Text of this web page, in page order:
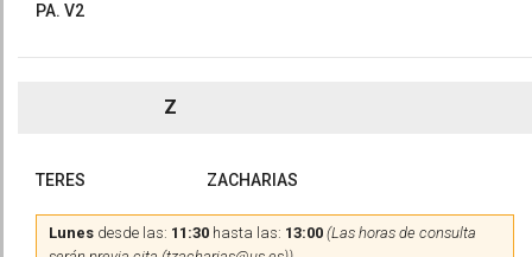
PA. V2
Z
TERES ZACHARIAS
Lunes desde las: 11:30 hasta las: 13:00 (Las horas de consulta